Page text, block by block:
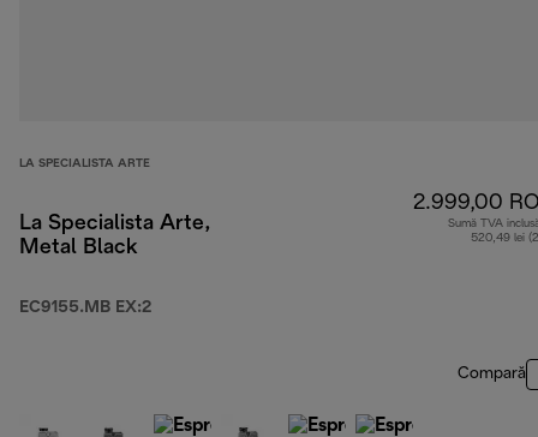
LA SPECIALISTA ARTE
La Specialista Arte,
Metal Black
EC9155.MB EX:2
2.999,00
Sumă TVA
520,49 lei
Compară